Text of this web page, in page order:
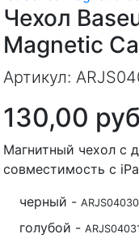
Чехол
Magnetic
Артикул:
130,00 руб
Магнитный чехол с
совместимость с
черный -
голубой -